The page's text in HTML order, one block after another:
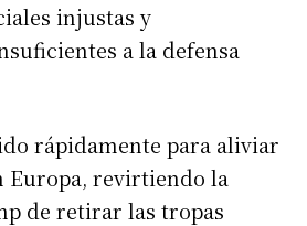
injustas y
a la defensa
rápidamente para aliviar
Europa, revirtiendo la
de retirar las tropas